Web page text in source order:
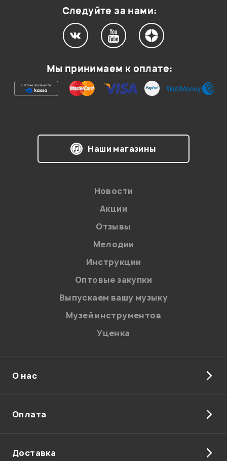
согласиена обработку персональных данных в
соответствии сПолитикой в отношении обработки
персональных данных.
Следуйте за нами:
Мы принимаем к оплате:
Наши магазины
Новости
Акции
Отзывы
Мелодии
Инструкции
Оптовые закупки
Выпускаем вашу музыку
Музей инструментов
Уценка
О нас
Оплата
Доставка